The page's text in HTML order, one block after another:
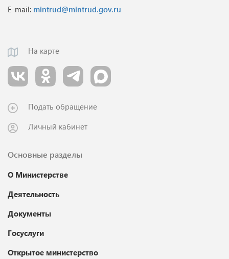
E-mail: mintrud@mintrud.gov.ru
На карте
Подать обращение
Личный кабинет
Основные разделы
О Министерстве
Деятельность
Документы
Госуслуги
Открытое министерство